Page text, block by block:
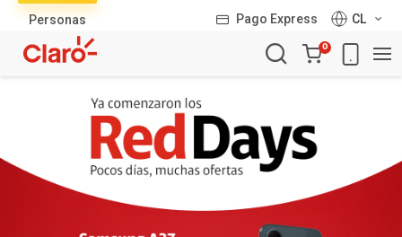
Personas Pago Express
CL
Carro
de
0
productos